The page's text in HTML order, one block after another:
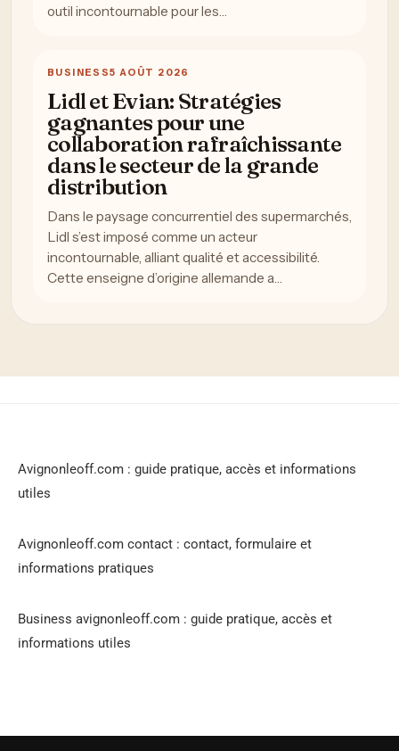
outil incontournable pour les…
BUSINESS5 AOÛT 2026
Lidl et Evian: Stratégies
gagnantes pour une
collaboration rafraîchissante
dans le secteur de la grande
distribution
Dans le paysage concurrentiel des supermarchés,
Lidl s’est imposé comme un acteur
incontournable, alliant qualité et accessibilité.
Cette enseigne d’origine allemande a…
Avignonleoff.com : guide pratique, accès et informations
utiles
Avignonleoff.com contact : contact, formulaire et
informations pratiques
Business avignonleoff.com : guide pratique, accès et
informations utiles